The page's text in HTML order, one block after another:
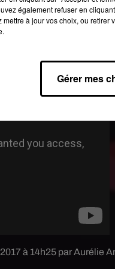
à 14h25 par Aurélie
victoire pourDUREX
DUREXexaucé, voici
de notre smartphone :
également refuser en
mettre à jour vos choix, ou
Gérer mes